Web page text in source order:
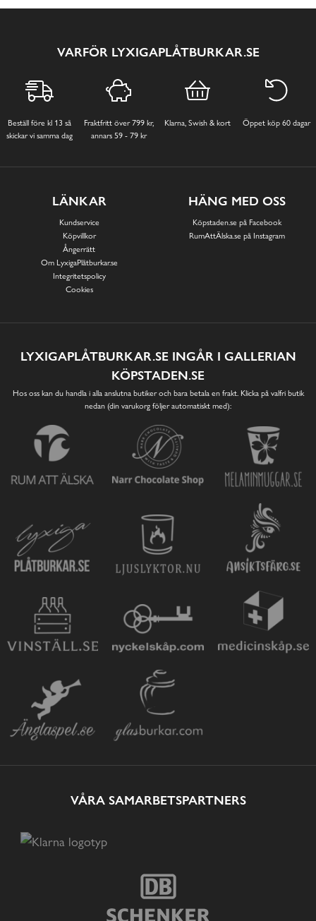
VARFÖR LYXIGAPLÅTBURKAR.SE
Beställ före kl 13 så
skickar vi samma dag
Fraktfritt över 799 kr,
annars 59 - 79 kr
Klarna, Swish & kort Öppet köp 60 dagar
LÄNKAR
Kundservice
Köpvillkor
Ångerrätt
Om LyxigaPlåtburkar.se
Integritetspolicy
Cookies
HÄNG MED OSS
Köpstaden.se på Facebook
RumAttÄlska.se på Instagram
LYXIGAPLÅTBURKAR.SE INGÅR I GALLERIAN
KÖPSTADEN.SE
Hos oss kan du handla i alla anslutna butiker och bara betala en frakt. Klicka på valfri butik
nedan (din varukorg följer automatiskt med):
VÅRA SAMARBETSPARTNERS